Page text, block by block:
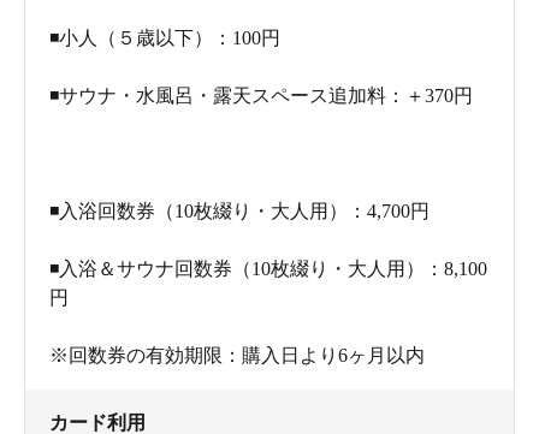
◾️小人（５歳以下）：100円
◾️サウナ・水風呂・露天スペース追加料：＋370円
◾️入浴回数券（10枚綴り・大人用）：4,700円
◾️入浴＆サウナ回数券（10枚綴り・大人用）：8,100
円
※回数券の有効期限：購入日より6ヶ月以内
カード利用